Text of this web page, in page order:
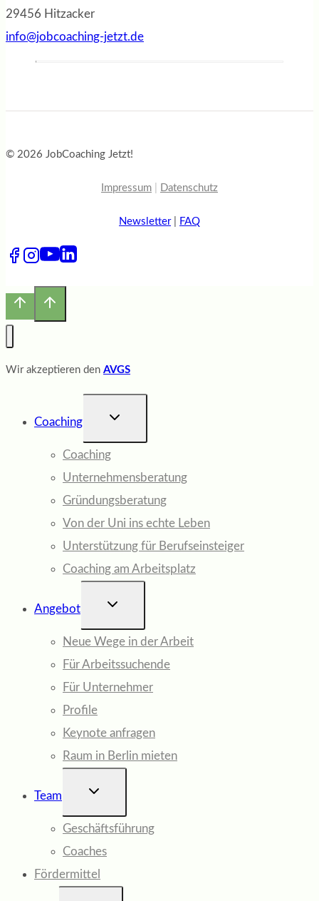
29456 Hitzacker
info@jobcoaching-jetzt.de
© 2026 JobCoaching Jetzt!
Impressum Datenschutz
Newsletter| FAQ
Wir akzeptieren den AVGS
Coaching
UNTERMENÜ
Coaching
Unternehmensberatung
Gründungsberatung
Von der Uni ins echte Leben
Unterstützung für Berufseinsteiger
Coaching am Arbeitsplatz
Angebot
UNTERMENÜ
Neue Wege in der Arbeit
Für Arbeitssuchende
Für Unternehmer
Profile
Keynote anfragen
Raum in Berlin mieten
Team
UNTERMENÜ
Geschäftsführung
Coaches
Fördermittel